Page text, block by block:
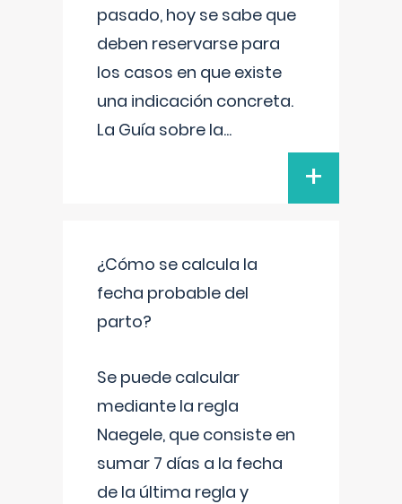
pasado, hoy se sabe que
deben reservarse para
los casos en que existe
una indicación concreta.
La Guía sobre la...
+
¿Cómo se calcula la
fecha probable del
parto?
Se puede calcular
mediante la regla
Naegele, que consiste en
sumar 7 días a la fecha
de la última regla y